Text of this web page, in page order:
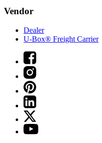
Vendor
Dealer
U-Box® Freight Carrier